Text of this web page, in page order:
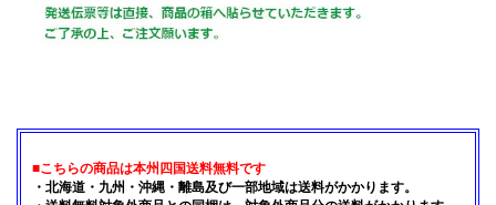
■こちらの商品は本州四国送料無料です
・北海道・九州・沖縄・離島及び一部地域は送料がかかります。